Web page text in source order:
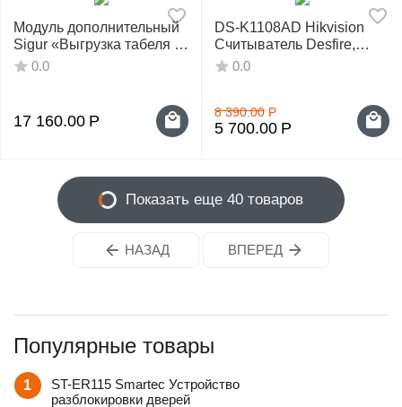
Модуль дополнительный
Sigur «Выгрузка табеля в
1С»0.0
17 160.00 Р
DS-K1108AD Hikvision
Считыватель Desfire,
Mifare карт
0.0
8 390.00 Р
5 700.00 Р
Показать еще 40 товаров
НАЗАД ВПЕРЕД
Популярные товары
1
ST-ER115 Smartec Устройство
разблокировки дверей